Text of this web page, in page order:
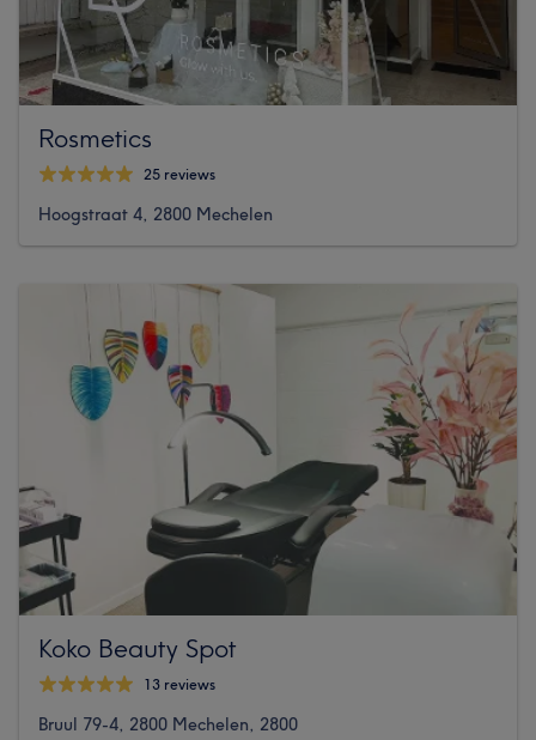
Rosmetics
25 reviews
Hoogstraat 4, 2800 Mechelen
Koko Beauty Spot
13 reviews
Bruul 79-4, 2800 Mechelen, 2800